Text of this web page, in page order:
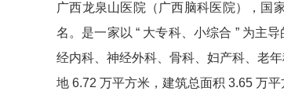
广西龙泉山医院（广西脑科医院），国
名。是一家以 “ 大专科、小综合 ” 为主
经内科、神经外科、骨科、妇产科、老
地 6.72 万平方米，建筑总面积 3.65 万